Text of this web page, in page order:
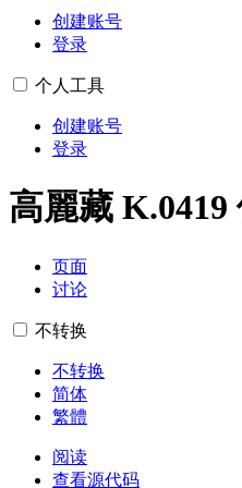
创建账号
登录
个人工具
创建账号
登录
高麗藏
页面
讨论
不转换
不转换
简体
繁體
阅读
查看源代码